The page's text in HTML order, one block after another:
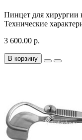
Пинцет для хирургии
Технические
3 600.00 р.
В корзину